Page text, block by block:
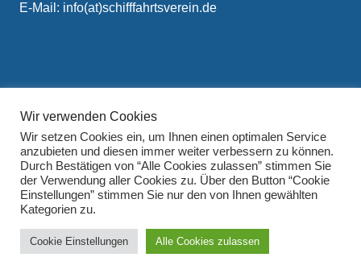
E-Mail: info(at)schifffahrtsverein.de
Impressum
Datenschutzerklärung
Wir verwenden Cookies
Wir setzen Cookies ein, um Ihnen einen optimalen Service
anzubieten und diesen immer weiter verbessern zu können.
Durch Bestätigen von “Alle Cookies zulassen” stimmen Sie
der Verwendung aller Cookies zu. Über den Button “Cookie
Einstellungen” stimmen Sie nur den von Ihnen gewählten
Kategorien zu.
Cookie Einstellungen Alle Cookies zulassen